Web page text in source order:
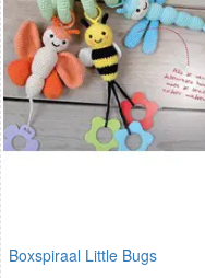
Boxspiraal Little Bugs